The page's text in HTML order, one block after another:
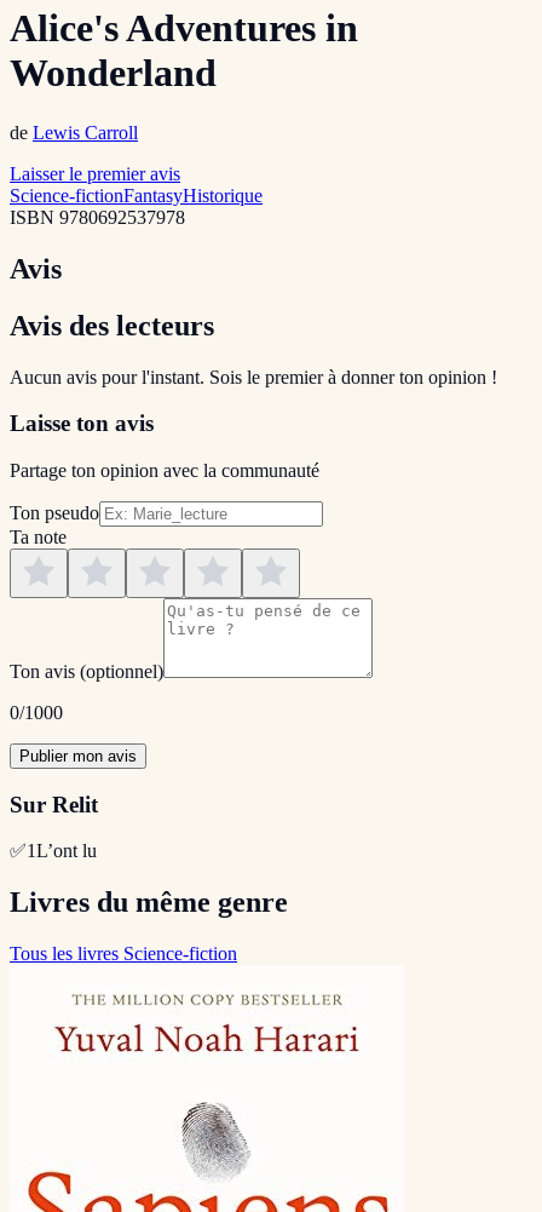
Alice's Adventures in
Wonderland
de Lewis Carroll
Laisser le premier avis
Science-fictionFantasyHistorique
ISBN 9780692537978
Avis
Avis des lecteurs
Aucun avis pour l'instant. Sois le premier à donner ton opinion !
Laisse ton avis
Partage ton opinion avec la communauté
Ton pseudo
Ta note
Ton avis (optionnel)
0/1000
Publier mon avis
Sur Relit
✅1L’ont lu
Livres du même genre
Tous les livres Science-fiction